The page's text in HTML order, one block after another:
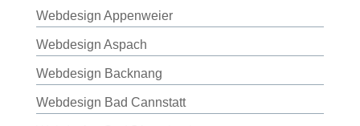
Webdesign Appenweier
Webdesign Aspach
Webdesign Backnang
Webdesign Bad Cannstatt